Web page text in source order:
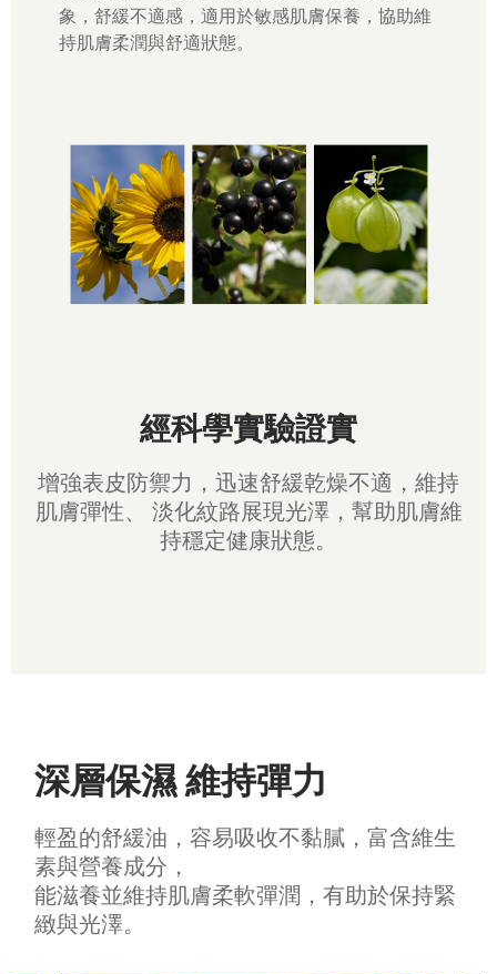
象，舒緩不適感，適用於敏感肌膚保養，協助維
持肌膚柔潤與舒適狀態。
經科學實驗證實
增強表皮防禦力，迅速舒緩乾燥不適，維持
肌膚彈性、 淡化紋路展現光澤，幫助肌膚維
持穩定健康狀態。
深層保濕維持彈力
輕盈的舒緩油，容易吸收不黏膩，富含維生
素與營養成分，
能滋養並維持肌膚柔軟彈潤，有助於保持緊
緻與光澤。